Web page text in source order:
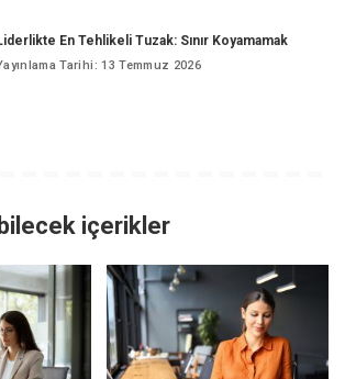
En Tehlikeli Tuzak: Sınır Koyamamak
Tarihi: 13 Temmuz 2026
içerikler